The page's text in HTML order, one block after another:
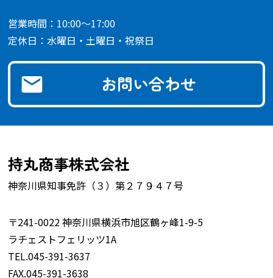
営業時間：10:00～17:00
定休日：水曜日・土曜日・祝祭日
お問い合わせ
持丸商事株式会社
神奈川県知事免許（３）第２７９４７号
〒241-0022 神奈川県横浜市旭区鶴ヶ峰1-9-5
ラチェストフェリッツ1A
TEL.045-391-3637
FAX.045-391-3638